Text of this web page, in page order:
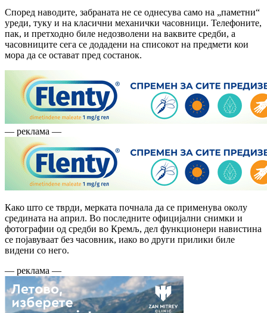
Според наводите, забраната не се однесува само на „паметни“
уреди, туку и на класични механички часовници. Телефоните,
пак, и претходно биле недозволени на ваквите средби, а
часовниците сега се додадени на списокот на предмети кои
мора да се остават пред состанок.
— реклама —
Како што се тврди, мерката почнала да се применува околу
средината на април. Во последните официјални снимки и
фотографии од средби во Кремљ, дел функционери навистина
се појавуваат без часовник, иако во други прилики биле
видени со него.
— реклама —